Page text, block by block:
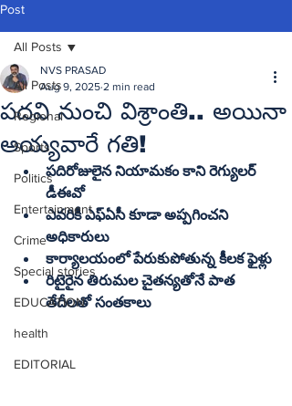
Post
All Posts
Regional
Sports
Politics
Entertainment
Crime
Special stories
EDUCATION
health
EDITORIAL
All Posts
పదవి నుంచి విశ్రాంతి.. అయినా
అయ్యవారే గతి!
NVS PRASAD
Aug 9, 2025 2 min read
పదిరోజులైన నియామకం కాని రెగ్యులర్‌
డీఈవో
ఎవరికీ ఎఫ్‌ఏసీ కూడా అప్పగించని
అధికారులు
కార్యాలయంలో పేరుకుపోతున్న కీలక ఫైళ్లు
రిటైరైన తిరుమల చైతన్యతోనే పాత
తేదీలతో సంతకాలు